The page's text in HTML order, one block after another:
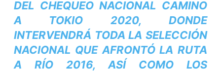
DEL CHEQUEO NACIONAL CAMINO
A TOKIO 2020, DONDE
INTERVENDRÁ TODA LA SELECCIÓN
NACIONAL QUE AFRONTÓ LA RUTA
A RÍO 2016, ASÍ COMO LOS